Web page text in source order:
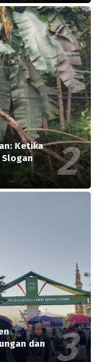
Ketika
Slogan
dan